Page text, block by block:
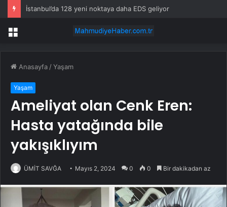
İstanbul’da 128 yeni noktaya daha EDS geliyor
Menü
Anasayfa /Yaşam
Yaşam
Ameliyat olan Cenk Eren:
Hasta yatağında bile
yakışıklıyım
ÜMİT SAVĞA Mayıs 2, 2024 0 0 Bir dakikadan az